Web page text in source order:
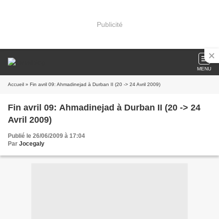
Publicité
MENU
Accueil » Fin avril 09: Ahmadinejad à Durban II (20 -> 24 Avril 2009)
Fin avril 09: Ahmadinejad à Durban II (20 -> 24
Avril 2009)
Publié le 26/06/2009 à 17:04
Par Jocegaly